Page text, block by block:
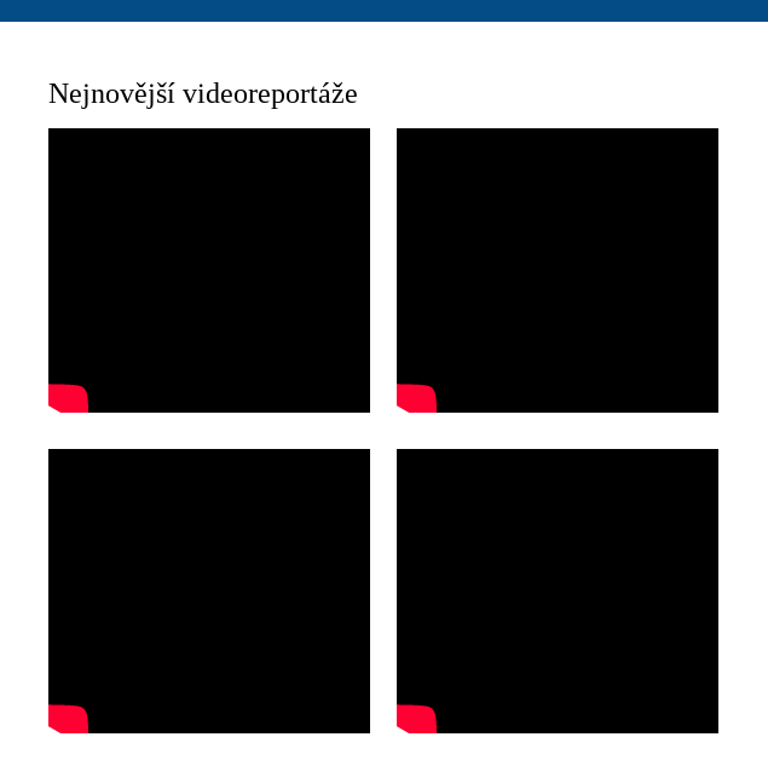
Nejnovější videoreportáže